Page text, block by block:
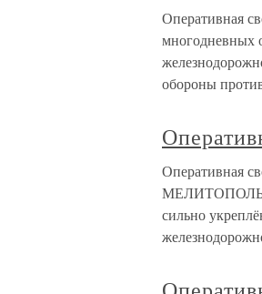
Оперативная
многодневных
обороны
Оперативная
МЕЛИТОПОЛЬ
сильно